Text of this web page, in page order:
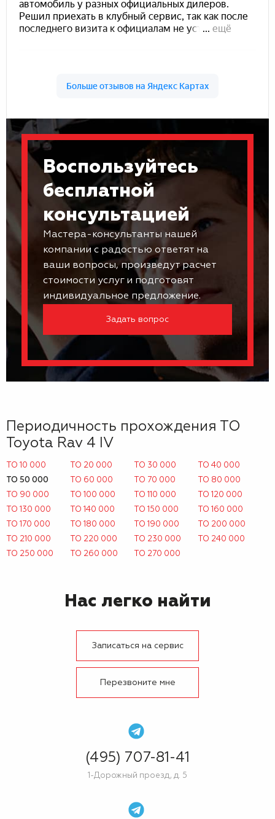
Воспользуйтесь
бесплатной
консультацией
Мастера-консультанты нашей
компании с радостью ответят на
ваши вопросы, произведут расчет
стоимости услуг и подготовят
индивидуальное предложение.
Задать вопрос
Периодичность прохождения ТО
Toyota Rav 4 IV
ТО 10 000 ТО 20 000 ТО 30 000
ТО 40 000
ТО 50 000
ТО 60 000 ТО 70 000
ТО 80 000
ТО 90 000
ТО 100 000 ТО 110 000
ТО 120 000
ТО 130 000
ТО 140 000 ТО 150 000
ТО 160 000
ТО 170 000
ТО 180 000 ТО 190 000
ТО 200 000
ТО 210 000
ТО 220 000 ТО 230 000
ТО 240 000
ТО 250 000
ТО 260 000 ТО 270 000
Нас легко найти
Записаться на сервис
Перезвоните мне
(495) 707-81-41
1-Дорожный проезд, д. 5